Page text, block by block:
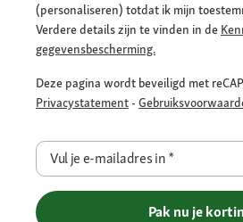
(personaliseren) totdat ik mijn
Verdere details zijn te vinden in de
gegevensbescherming.
Deze pagina wordt beveiligd met
Privacystatement -
Vul je e-mailadres in*
Pak nu je